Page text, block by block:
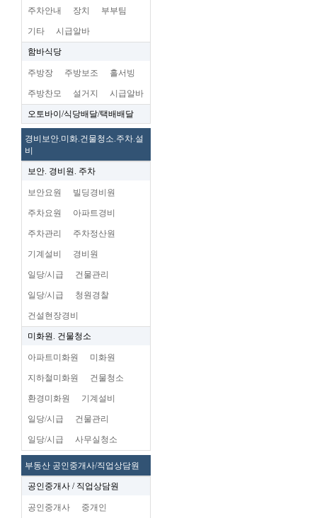
주차안내 장치 부부팀
기타 시급알바
함바식당
주방장 주방보조 홀서빙
주방찬모 설거지 시급알바
오토바이/식당배달/택배배달
경비보안.미화.건물청소.주차.설
비
보안. 경비원. 주차
보안요원 빌딩경비원
주차요원 아파트경비
주차관리 주차정산원
기계설비 경비원
일당/시급 건물관리
일당/시급 청원경찰
건설현장경비
미화원. 건물청소
아파트미화원 미화원
지하철미화원 건물청소
환경미화원 기계설비
일당/시급 건물관리
일당/시급 사무실청소
부동산 공인중개사/직업상담원
공인중개사 / 직업상담원
공인중개사 중개인